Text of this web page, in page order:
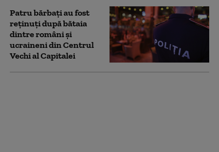
Patru bărbați au fost
reținuți după bătaia
dintre români și
ucraineni din Centrul
Vechi al Capitalei